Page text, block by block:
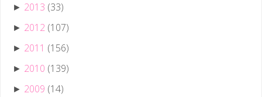
► 2013 (33)
► 2012 (107)
► 2011 (156)
► 2010 (139)
► 2009 (14)